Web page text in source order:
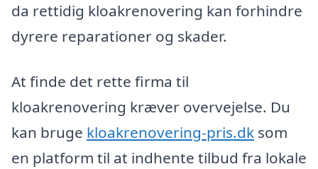
da rettidig kloakrenovering kan forhindre
dyrere reparationer og skader.
At finde det rette firma til
kloakrenovering kræver overvejelse. Du
kan bruge kloakrenovering-pris.dk som
en platform til at indhente tilbud fra lokale